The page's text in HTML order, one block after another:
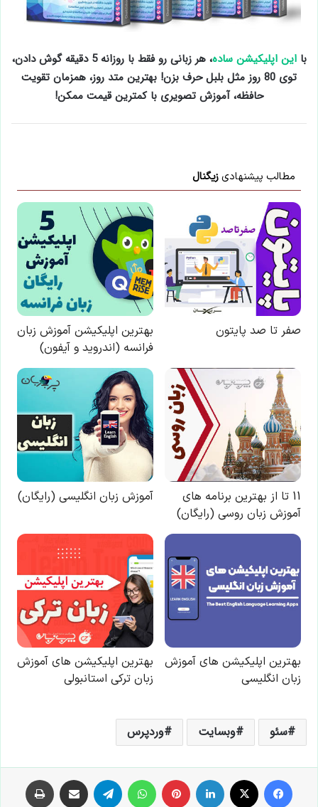
بااین اپلیکیشن ساده
، هر زبانی رو فقط با روزانه 5 دقیقه گوش دادن،
توی 80 روز مثل بلبل حرف بزن! بهترین متد روز، همزمان تقویت
حافظه، آموزش تصویری با کمترین قیمت ممکن!
سئو وبسایت وردپرس
فیس بوک لینکدین ‫پین‌ترست تلگرام اشتراک گذاری از طریق ایمیل